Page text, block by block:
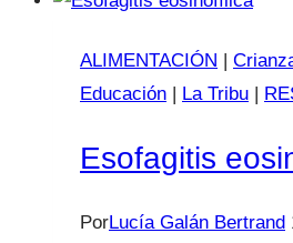
ALIMENTACIÓN
Educación
La Tribu
Esofagitis
PorLucía Galán Bertrand